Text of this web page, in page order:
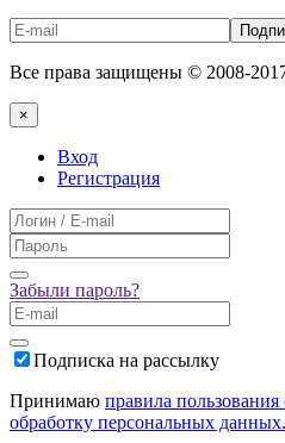
Все права защищены © 2008-
×
Вход
Регистрация
Забыли пароль?
Подписка на рассылку
Принимаю правила пользования
обработку персональных данных.